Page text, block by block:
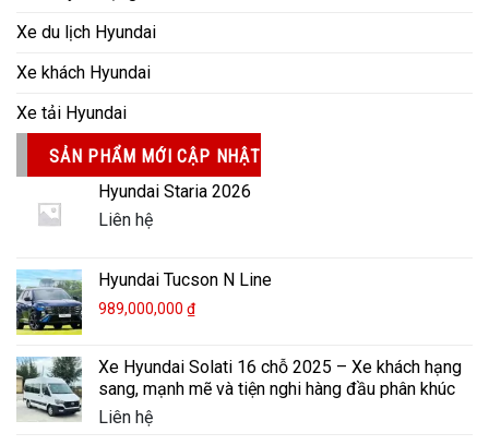
Xe du lịch Hyundai
Xe khách Hyundai
Xe tải Hyundai
SẢN PHẨM MỚI CẬP NHẬT
Hyundai Staria 2026
Liên hệ
Hyundai Tucson N Line
989,000,000 ₫
Xe Hyundai Solati 16 chỗ 2025 – Xe khách hạng
sang, mạnh mẽ và tiện nghi hàng đầu phân khúc
Liên hệ